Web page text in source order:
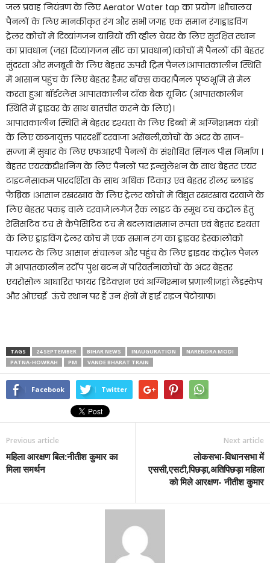
जल प्रवाह नियंत्रण के लिए Aerator Water tap का प्रयोग ।शौचालय
पैनलों के लिए मानकीकृत रंग और सभी जगह एक समान रंग।ड्राइविंग
ट्रेलर कोचों में दिव्यांगजन यात्रियों की व्हील चेयर के लिए सुरक्षित स्थान
का प्रावधान (जहां दिव्यांगजन सीट का प्रावधान)।कोचों में पैनलों की बेहतर
सुंदरता और मजबूती के लिए बेहतर ऊपरी ट्रिम पैनल।आपातकालीन स्थिति
में आसान पहुंच के लिए बेहतर हैमर बॉक्स कवर।पैनल पृष्ठभूमि से मेल
करता हुआ बॉर्डरलेस आपातकालीन टॉक बैक यूनिट (आपातकालीन
स्थिति में ड्राइवर के साथ बातचीत करने के लिए)।
आपातकालीन स्थिति में बेहतर दृश्यता के लिए डिब्बों में अग्निशामक यंत्रों
के लिए कब्जायुक्त पारदर्शी दरवाजा असेंबली,कोचों के अंदर के साज-
सज्जा में सुधार के लिए एफआरपी पैनलों के संशोधित सिंगल पीस निर्माण ।
बेहतर एयरकंडीशनिंग के लिए पैनलों पर इन्सुलेशन के साथ बेहतर एयर
टाइटनेस।कम पारदर्शिता के साथ अधिक टिकाउ एवं बेहतर रोलर ब्लाइंड
फैब्रिक ।आसान रखरखाव के लिए ट्रेलर कोचों में विद्युत रखरखाव दरवाजे के
लिए बेहतर पकड़ वाले दरवाजे।लगेज रैक लाइट के स्मूथ टच कंट्रोल हेतु
रेसिसटिव टच से कैपेसिटिव टच में बदलाव।समान रूपता एवं बेहतर दृश्यता
के लिए ड्राइविंग ट्रेलर कोच में एक समान रंग का ड्राइवर डेस्क।लोको
पायलट के लिए आसान संचालन और पहुंच के लिए ड्राइवर कंट्रोल पैनल
में आपातकालीन स्टॉप पुश बटन में परिवर्तन।कोचों के अंदर बेहतर
एयरोसोल आधारित फायर डिटेक्शन एवं अग्निश्मान प्रणाली।जहां लैंडस्केप
और ओएचई ऊंचे स्थान पर हैं उन क्षेत्रों में हाई राइज पेंटोग्राफ।
TAGS 24 SEPTEMBER BIHAR NEWS INAUGURATION
NARENDRA MODI
PATNA-HOWRAH
PM VANDE BHARAT TRAIN
Facebook Twitter
Previous article
महिला आरक्षण बिल:नीतीश कुमार का
मिला समर्थन
Next article
लोकसभा-विधानसभा में
एससी,एसटी,पिछड़ा,अतिपिछड़ा महिला
को मिले आरक्षण- नीतीश कुमार